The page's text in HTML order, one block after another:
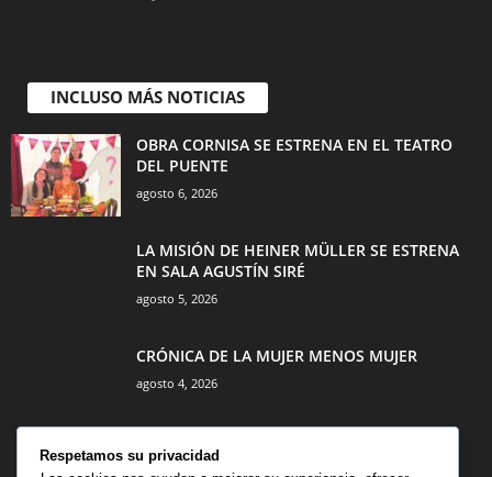
INCLUSO MÁS NOTICIAS
OBRA CORNISA SE ESTRENA EN EL TEATRO
DEL PUENTE
agosto 6, 2026
LA MISIÓN DE HEINER MÜLLER SE ESTRENA
EN SALA AGUSTÍN SIRÉ
agosto 5, 2026
CRÓNICA DE LA MUJER MENOS MUJER
agosto 4, 2026
Respetamos su privacidad